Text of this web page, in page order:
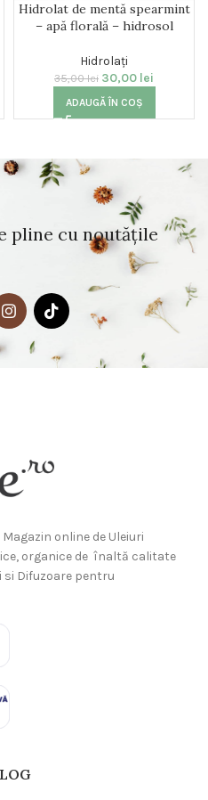
Hidrolat de mentă spearmint
– apă florală – hidrosol
Hidrolați
35,00lei 30,00 lei
ADAUGĂ ÎN COȘ
pline cu noutățile
online de Uleiuri
organice de înaltă calitate
si Difuzoare pentru